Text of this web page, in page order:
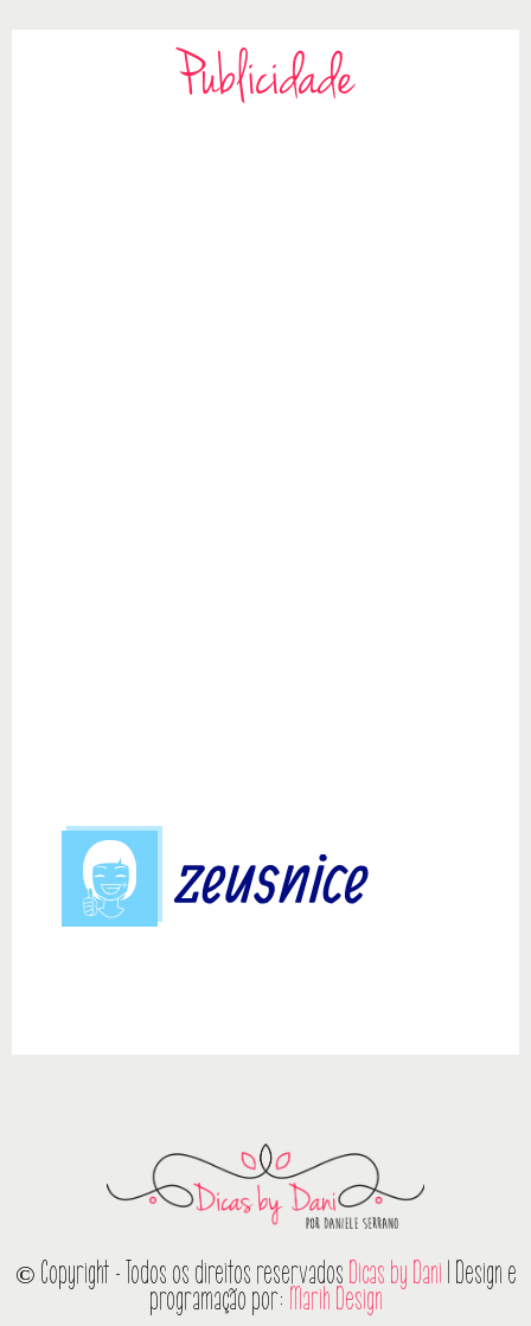
Publicidade
© Copyright - Todos os direitos reservados Dicas by Dani | Design e
programação por: Marih Design